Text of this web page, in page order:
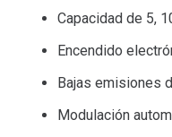
Capacidad de 5,
Encendido
Bajas emisiones
Modulación